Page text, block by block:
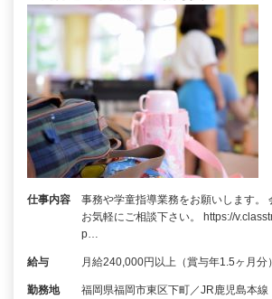
仕事内容
事務や学童指導業務をお願いします。
お気軽にご相談下さい。 https://
p…
給与 月給240,000円以上（賞与年1.5ヶ月分）
勤務地
福岡県福岡市東区下町／JR鹿児島本